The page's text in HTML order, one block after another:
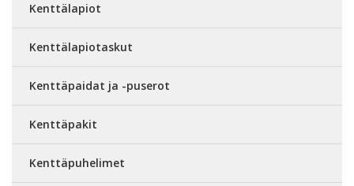
Kenttälapiot
Kenttälapiotaskut
Kenttäpaidat ja -puserot
Kenttäpakit
Kenttäpuhelimet